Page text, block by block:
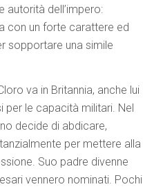
autorità dell’impero:
con un forte carattere ed
sopportare una simile
va in Britannia, anche lui
per le capacità militari. Nel
decide di abdicare,
per mettere alla
Suo padre divenne
vennero nominati. Pochi